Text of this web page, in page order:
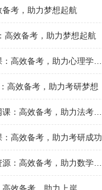
考，助力梦想起航
高效备考，助力梦想起航
高效备考，助力考研梦想
高效备考，助力考研成功